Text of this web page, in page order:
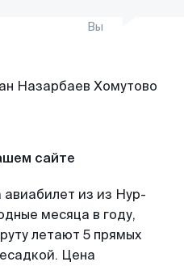
Вы
сайте
авиабилет из из Нур-
месяца в году,
летают 5 прямых
Цена